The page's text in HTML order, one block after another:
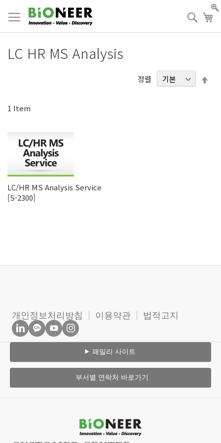
to
Content
검
색
LC HR MS Analysis
1 Item
정렬
LC/HR MS Analysis Service
[S-2300]
개인정보처리방침 이용약관 법적고지
패밀리 사이트
부서별 연락처 바로가기